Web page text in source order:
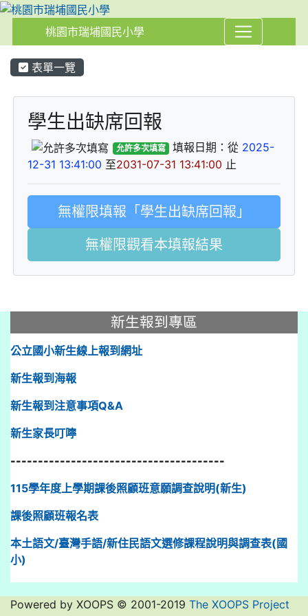
桃園市瑞埔國民小學
表單一覽
學生出缺席回報
允許多次填寫 填報日期：從 2025-
12-31 13:41:00 至2031-07-31 13:41:00 止
無權限填報「學生出缺席回報」
無權限觀看本填報結果
新生報到專區
公立國小新生線上報到網址
新生報到海報
新生報到注意事項Q&A
新生家長叮嚀
---------------------------------------
115學年度上學期課後照顧班意願調查說明(新生)
課後照顧班報名表
本土語文/臺灣手語/新住民語文選修課程說明與調查表(國
小)
Powered by XOOPS © 2001-2019 The XOOPS Project